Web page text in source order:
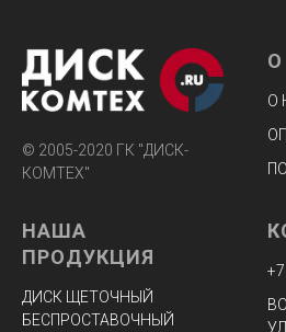
© 2005-2020 ГК "ДИСК-
КОМТЕХ"
О
НАША
ПРОДУКЦИЯ
ДИСК ЩЕТОЧНЫЙ
БЕСПРОСТАВОЧНЫЙ